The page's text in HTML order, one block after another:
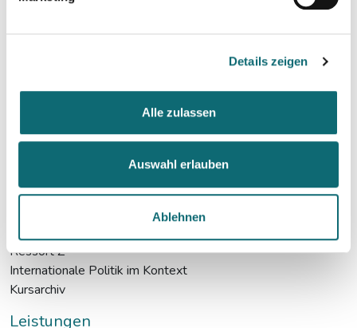
Details zeigen
Alle zulassen
Auswahl erlauben
Ablehnen
Downloads
Newsletter
Workshops / Events
Ressort Z
Internationale Politik im Kontext
Kursarchiv
Leistungen